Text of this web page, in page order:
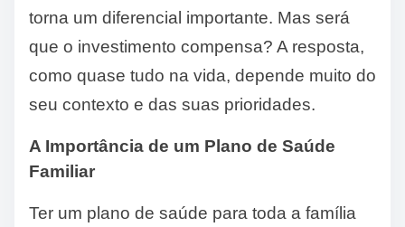
torna um diferencial importante. Mas será
que o investimento compensa? A resposta,
como quase tudo na vida, depende muito do
seu contexto e das suas prioridades.
A Importância de um Plano de Saúde
Familiar
Ter um plano de saúde para toda a família